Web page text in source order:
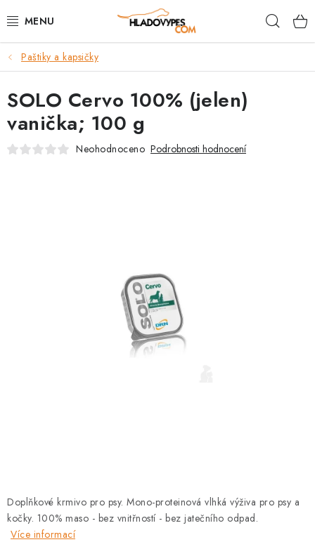
na
POTŘEBY PRO PSY
TAMI PŘEPRAVNÍ BOXY
SPORT SE PSEM
Podmínky ochrany osobních údajů
Zásady použivání souboru cookies
Paštiky a kapsičky
Doplňkové krmivo pro psy. Mono-proteinová vlhká výživa pro psy a
kočky. 100% maso - bez vnitřností - bez jatečního odpad.
Více informací
SOLO Cervo 100% (jelen)
vanička; 100 g
Neohodnoceno Podrobnosti hodnocení